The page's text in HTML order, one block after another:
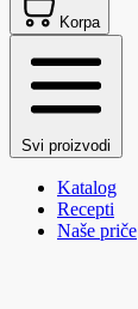
Korpa
Svi proizvodi
Katalog
Recepti
Naše priče